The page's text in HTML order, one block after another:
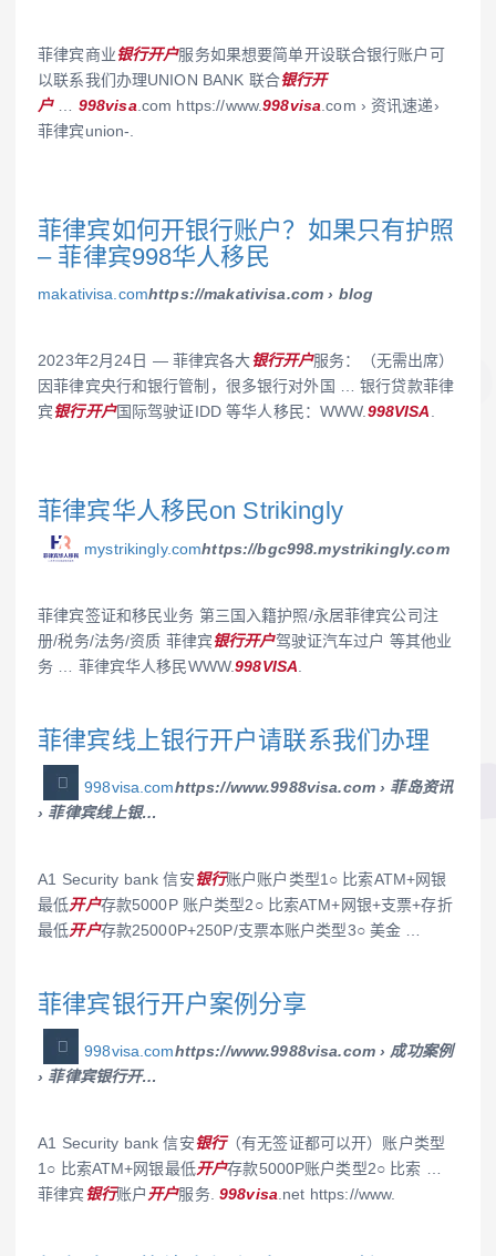
菲律宾商业银行开户服务如果想要简单开设联合银行账户可
以联系我们办理UNION BANK 联合银行开
户… 998visa .com https://www.998visa .com › 资讯速递›
菲律宾union-.
菲律宾如何开银行账户？如果只有护照
– 菲律宾998华人移民
makativisa.comhttps://makativisa.com › blog
2023年2月24日 — 菲律宾各大银行开户服务：（无需出席）
因菲律宾央行和银行管制，很多银行对外国 … 银行贷款菲律
宾银行开户国际驾驶证IDD 等华人移民：WWW. 998VISA
菲律宾华人移民on Strikingly
mystrikingly.comhttps://bgc998.mystrikingly.com
菲律宾签证和移民业务 第三国入籍护照/永居菲律宾公司注
册/税务/法务/资质 菲律宾银行开户驾驶证汽车过户 等其他业
务 … 菲律宾华人移民WWW.998VISA
菲律宾线上银行开户请联系我们办理
998visa.comhttps://www.9988visa.com › 菲岛资讯
› 菲律宾线上银…
A1 Security bank 信安银行账户账户类型1○ 比索ATM+网银
最低开户存款5000P 账户类型2○ 比索ATM+网银+支票+存折
最低开户存款25000P+250P/支票本账户类型3○ 美金 …
菲律宾银行开户案例分享
998visa.comhttps://www.9988visa.com › 成功案例
› 菲律宾银行开…
A1 Security bank 信安银行（有无签证都可以开）账户类型
1○ 比索ATM+网银最低开户存款5000P账户类型2○ 比索 …
菲律宾银行账户 开户服务. 998visa .net https://www.